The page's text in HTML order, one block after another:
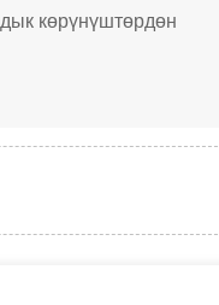
көрүнүштөрдөн